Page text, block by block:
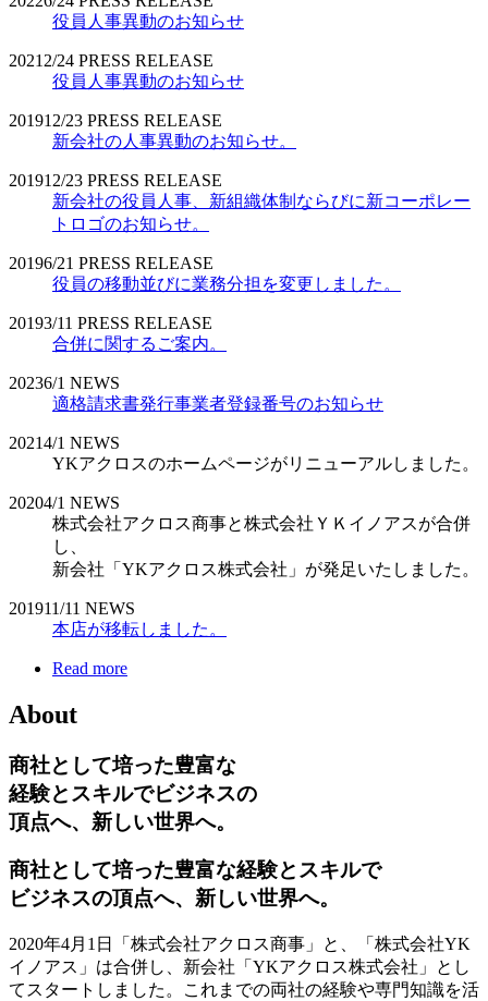
役員人事異動のお知らせ
2021 2/24 PRESS RELEASE
役員人事異動のお知らせ
201912/23 PRESS RELEASE
新会社の人事異動のお知らせ。
201912/23 PRESS RELEASE
新会社の役員人事、新組織体制ならびに新コーポレー
トロゴのお知らせ。
20196/21 PRESS RELEASE
役員の移動並びに業務分担を変更しました。
20193/11 PRESS RELEASE
合併に関するご案内。
20236/1 NEWS
適格請求書発行事業者登録番号のお知らせ
20214/1 NEWS
YKアクロスのホームページがリニューアルしました。
20204/1 NEWS
株式会社アクロス商事と株式会社ＹＫイノアスが合併
し、
新会社「YKアクロス株式会社」が発足いたしました。
201911/11 NEWS
本店が移転しました。
Read more
About
商社として培った豊富な
経験とスキルでビジネスの
頂点へ、新しい世界へ。
商社として培った豊富な経験とスキルで
ビジネスの頂点へ、新しい世界へ。
2020年4月1日「株式会社アクロス商事」と、「株式会社YK
イノアス」は合併し、新会社「YKアクロス株式会社」とし
てスタートしました。これまでの両社の経験や専門知識を活